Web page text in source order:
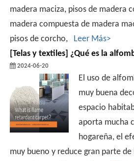
madera maciza, pisos de madera
madera compuesta de madera
pisos de corcho, Leer Más>
Telas y textiles ¿Qué es la
2024-06-20
El uso de
muy buena
espacio
aporta mucha
hogareña, el
muy bueno y reduce gran parte